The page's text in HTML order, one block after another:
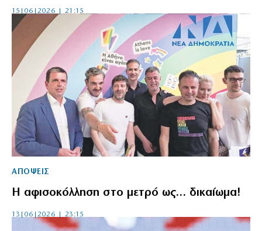
15|06|2026 | 21:15
ΑΠΟΨΕΙΣ
Η αφισοκόλληση στο μετρό ως… δικαίωμα!
13|06|2026 | 23:15